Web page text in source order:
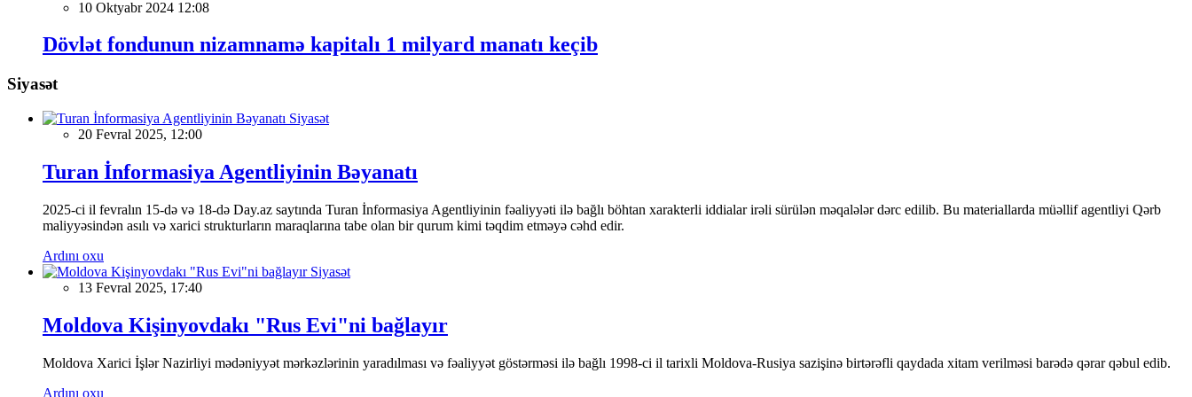
10 Oktyabr 2024 12:08
Dövlət fondunun nizamnamə kapitalı 1 milyard manatı keçib
Siyasət
Siyasət
20 Fevral 2025, 12:00
Turan İnformasiya Agentliyinin Bəyanatı
2025-ci il fevralın 15-də və 18-də Day.az saytında Turan İnformasiya Agentliyinin fəaliyyəti ilə bağlı böhtan xarakterli iddialar irəli sürülən məqalələr dərc edilib. Bu materiallarda müəllif agentliyi Qərb
maliyyəsindən asılı və xarici strukturların maraqlarına tabe olan bir qurum kimi təqdim etməyə cəhd edir.
Ardını oxu
Siyasət
13 Fevral 2025, 17:40
Moldova Kişinyovdakı "Rus Evi"ni bağlayır
Moldova Xarici İşlər Nazirliyi mədəniyyət mərkəzlərinin yaradılması və fəaliyyət göstərməsi ilə bağlı 1998-ci il tarixli Moldova-Rusiya sazişinə birtərəfli qaydada xitam verilməsi barədə qərar qəbul edib.
Ardını oxu